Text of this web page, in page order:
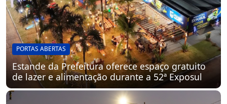
PORTAS ABERTAS
Estande da Prefeitura oferece espaço gratuito
de lazer e alimentação durante a 52ª Exposul